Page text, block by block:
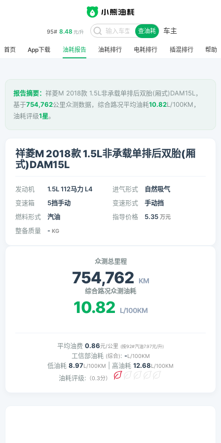
95# 8.48 元/升 查油耗 车主
首页 App下载 油耗报告 油耗排行 电耗排行 插混排行 帮助
报告摘要： 祥菱M 2018款 1.5L非承载单排后双胎(厢式)DAM15L，
基于754,762公里众测数据，综合路况平均油耗10.82L/100KM，
油耗评级1星。
祥菱M 2018款 1.5L非承载单排后双胎(厢
式)DAM15L
发动机 1.5L 112马力 L4 进气形式
自然吸气
变速箱
5挡手动 变速形式
手动挡
燃料形式
汽油 指导价格 5.35 万元
整备质量 - KG
众测总里程
754,762 KM
综合路况众测油耗
10.82 L/100KM
平均油费 0.86元/公里 (按92#汽油7.97元/升)
工信部油耗 (综合): -L/100KM
低油耗 8.97L/100KM | 高油耗 12.68L/100KM
油耗评级: （0.3分）